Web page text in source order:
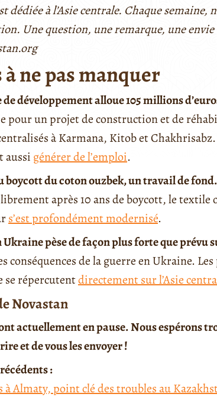
dédiée à l’Asie centrale. Chaque semaine,
Une question, une remarque, une envie
à ne pas manquer
de développement alloue 105 millions
pour un projet de construction et de
à Karmana, Kitob et
aussi générer de l’emploi.
boycott du coton ouzbek, un travail de fond.
après 10 ans de boycott, le textile
s’est profondément modernisé.
Ukraine pèse de façon plus forte que prévu
conséquences de la guerre en Ukraine.
se répercutentdirectement sur l’Asie
Novastan
actuellement en pause. Nous espérons
et de vous les envoyer !
:
Almaty, point clé des troubles au